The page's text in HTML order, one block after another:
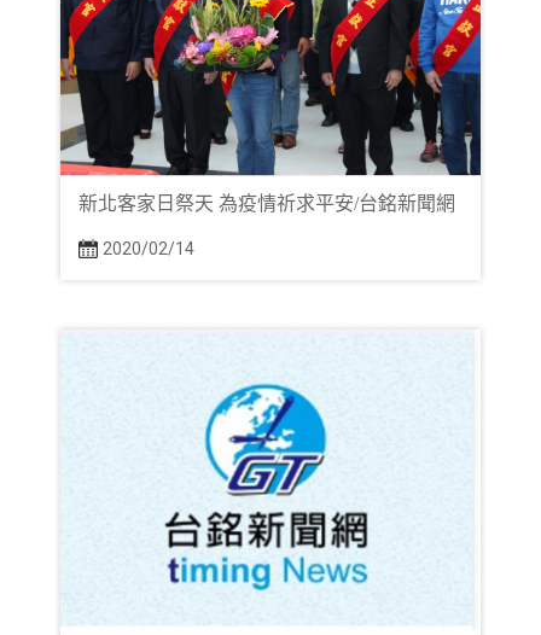
新北客家日祭天 為疫情祈求平安/台銘新聞網
2020/02/14